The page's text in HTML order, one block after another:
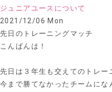
ジュニアユースについて
2021/12/06 Mon
先日のトレーニングマッチ
こんばんは！
先日は３年生も交えてのトレー
今まで勝てなかったチームにな